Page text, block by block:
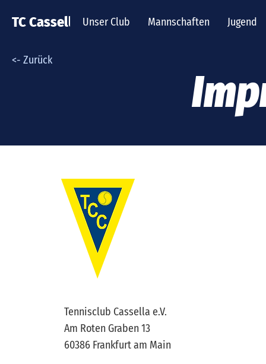
TC Cassella Unser Club Mannschaften Jugend
<- Zurück
Tennisclub Cassella e.V.
Am Roten Graben 13
60386 Frankfurt am Main